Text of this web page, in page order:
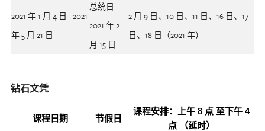
2021 年 1 月 4 日 - 2021
年 5 月 21 日
总统日
2021 年 2
月 15 日
2 月 9 日、10 日、11 日、16 日、17
日、18 日（2021 年）
钻石文凭
课程日期 节假日
课程安排：上午 8 点 至下午 4
点 （延时）